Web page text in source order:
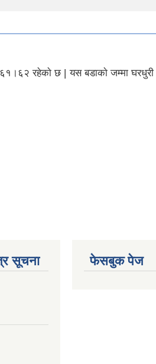
रहेकाे छ | यस बडाकाे जम्मा
सूचना फेसबुक पेज